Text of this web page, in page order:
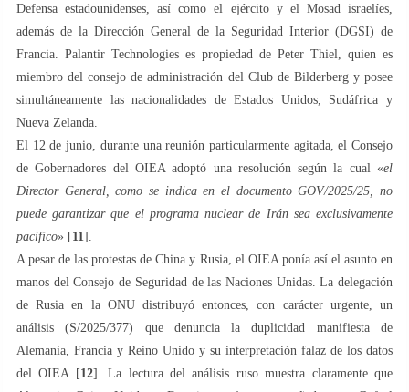
Defensa estadounidenses, así como el ejército y el Mosad israelíes,
además de la Dirección General de la Seguridad Interior (DGSI) de
Francia. Palantir Technologies es propiedad de Peter Thiel, quien es
miembro del consejo de administración del Club de Bilderberg y posee
simultáneamente las nacionalidades de Estados Unidos, Sudáfrica y
Nueva Zelanda.
El 12 de junio, durante una reunión particularmente agitada, el Consejo
de Gobernadores del OIEA adoptó una resolución según la cual «el
Director General, como se indica en el documento GOV/2025/25, no
puede garantizar que el programa nuclear de Irán sea exclusivamente
pacífico» [11 ].
A pesar de las protestas de China y Rusia, el OIEA ponía así el asunto en
manos del Consejo de Seguridad de las Naciones Unidas. La delegación
de Rusia en la ONU distribuyó entonces, con carácter urgente, un
análisis (S/2025/377) que denuncia la duplicidad manifiesta de
Alemania, Francia y Reino Unido y su interpretación falaz de los datos
del OIEA [12]. La lectura del análisis ruso muestra claramente que